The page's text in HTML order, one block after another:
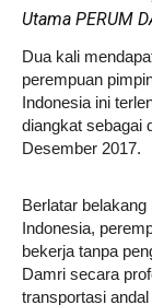
Utama PERUM
Dua kali
perempuan
Indonesia ini
diangkat sebagai
Desember 2017.
Berlatar
Indonesia,
bekerja tanpa
Damri secara
transportasi